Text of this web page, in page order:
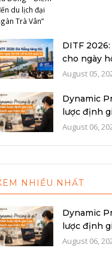
DITF
cho ngày
quố...
August 05,
Dynamic
lược định
hiệ...
August 06,
NHIỀU NHẤT
Dynamic
lược định
hiệ...
August 06,